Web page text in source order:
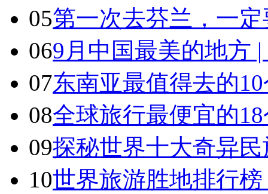
05第一次去芬兰，一
069月中国最美的地方
07东南亚最值得去的
08全球旅行最便宜的
09探秘世界十大奇异
10世界旅游胜地排行